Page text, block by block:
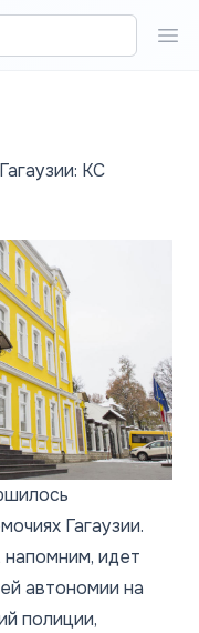
КС
Гагаузии.
идет
автономии на
полиции,